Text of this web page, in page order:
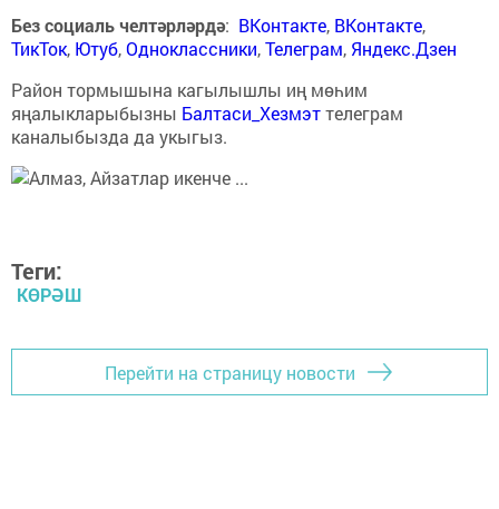
Без социаль челтәрләрдә: ВКонтакте, ВКонтакте,
ТикТок, Ютуб,Одноклассники,Телеграм, Яндекс.Дзен
Район тормышына кагылышлы иң мөһим
яңалыкларыбызны Балтаси_Хезмэттелеграм
каналыбызда да укыгыз.
Теги:
КӨРӘШ
Перейти на страницу новости